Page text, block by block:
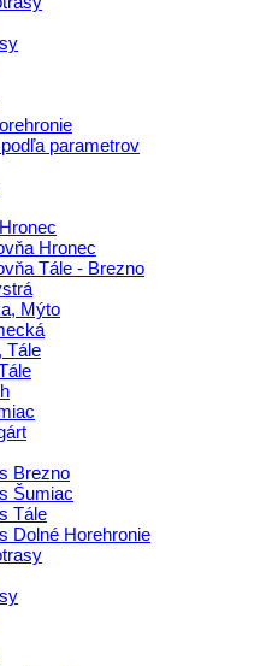
parametrov
Hronec
Tále - Brezno
Mýto
Tále
Brezno
Šumiac
Tále
Dolné Horehronie